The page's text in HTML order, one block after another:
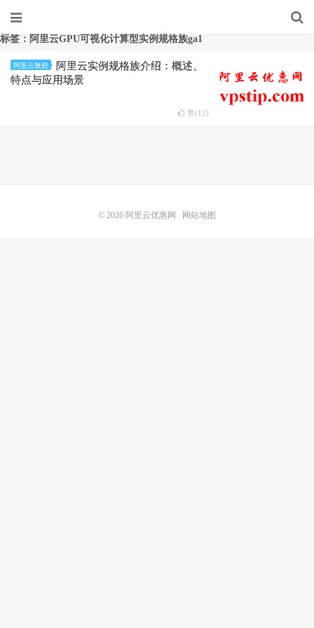
标签：阿里云GPU可视化计算型实例规格族ga1
阿里云教程
阿里云实例规格族介绍：概述、
特点与应用场景
赞(12)
© 2026 阿里云优惠网 网站地图